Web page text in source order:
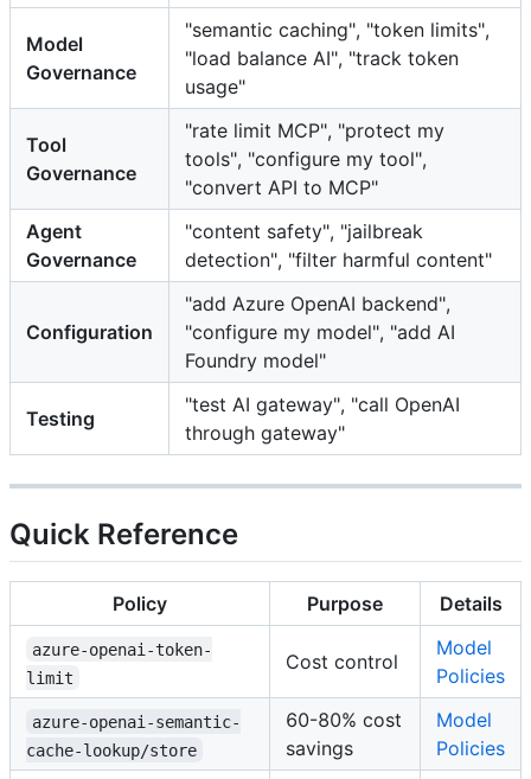
Model
Governance
"semantic caching", "token limits",
"load balance AI", "track token
usage"
Tool
Governance
"rate limit MCP", "protect my
tools", "configure my tool",
"convert API to MCP"
Agent
Governance
"content safety", "jailbreak
detection", "filter harmful content"
Configuration
"add Azure OpenAI backend",
"configure my model", "add AI
Foundry model"
Testing
"test AI gateway", "call OpenAI
through gateway"
Quick Reference
Policy Purpose Details
azure-openai-token-
limit
Cost control
Model
Policies
azure-openai-semantic-
cache-lookup/store
60-80% cost
savings
Model
Policies